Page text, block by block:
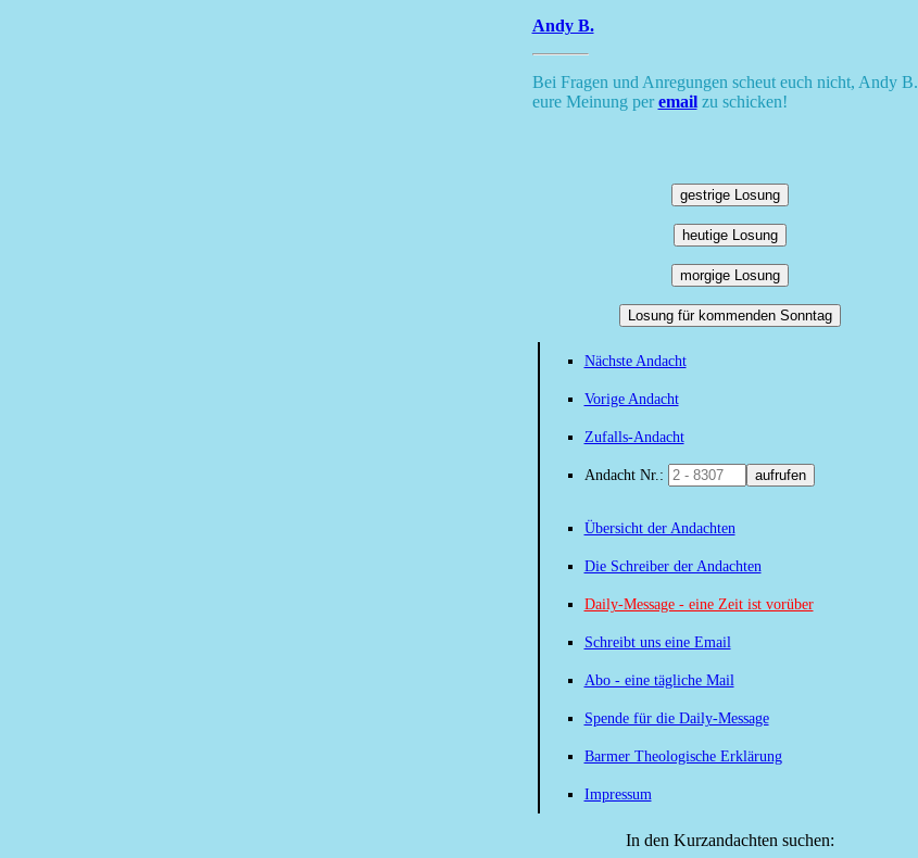
Andy B.
Bei Fragen und Anregungen scheut euch nicht, Andy B.
eure Meinung peremailzu schicken!
gestrige Losung
heutige Losung
morgige Losung
Losung für kommenden Sonntag
Nächste Andacht
Vorige Andacht
Zufalls-Andacht
Andacht Nr.: aufrufen
Übersicht der Andachten
Die Schreiber der Andachten
Daily-Message - eine Zeit ist vorüber
Schreibt uns eine Email
Abo - eine tägliche Mail
Spende für die Daily-Message
Barmer Theologische Erklärung
Impressum
In den Kurzandachten suchen: